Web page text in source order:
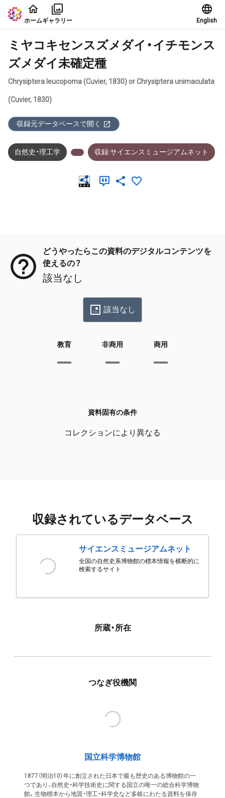
本文に飛ぶ
ホームギャラリー English
ミヤコキセンスズメダイ・イチモンス
ズメダイ未確定種
Chrysiptera leucopoma (Cuvier, 1830) or Chrysiptera unimaculata
(Cuvier, 1830)
収録元データベースで開く
自然史・理工学 収録:サイエンスミュージアムネット
どうやったらこの資料のデジタルコンテンツを
使えるの？
該当なし
該当なし
教育 非商用 商用
資料固有の条件
コレクションにより異なる
収録されているデータベース
サイエンスミュージアムネット
全国の自然史系博物館の標本情報を横断的に
検索するサイト
所蔵・所在
つなぎ役機関
国立科学博物館
1877（明治10）年に創立された日本で最も歴史のある博物館の一
つであり、自然史・科学技術史に関する国立の唯一の総合科学博物
館。生物標本から地質・理工・科学史など多岐にわたる資料を保存